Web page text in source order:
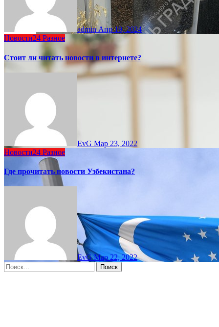
adminАпр 19, 2024
Новости24 Разное
Стоит ли читать новости в интернете?
EvG Мар 23, 2022
Новости24 Разное
Где прочитать новости Узбекистана?
EvGМар 22, 2022
Найти: